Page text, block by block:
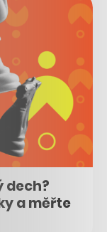
dech?
a měřte